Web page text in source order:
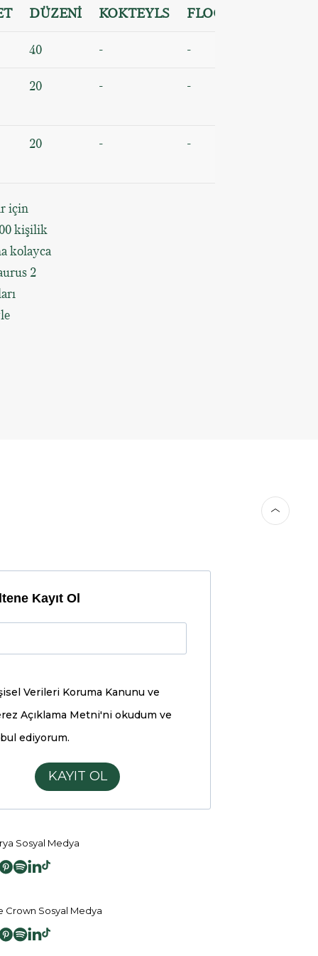
DÜZENİ
KOKTEYLS FLOOR
40 - -
20 - -
20 - -
için
kişilik
kolayca
2
Kayıt Ol
Verileri Koruma Kanunu ve
Açıklama Metni'ni okudum ve
ediyorum.
KAYIT OL
Sosyal Medya
Crown Sosyal Medya